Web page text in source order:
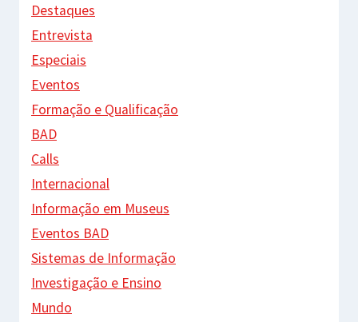
Destaques
Entrevista
Especiais
Eventos
Formação e Qualificação
BAD
Calls
Internacional
Informação em Museus
Eventos BAD
Sistemas de Informação
Investigação e Ensino
Mundo